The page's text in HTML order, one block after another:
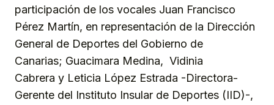
participación de los vocales Juan Francisco
Pérez Martín, en representación de la Dirección
General de Deportes del Gobierno de
Canarias; Guacimara Medina, Vidinia
Cabrera y Leticia López Estrada -Directora-
Gerente del Instituto Insular de Deportes (IID)-,